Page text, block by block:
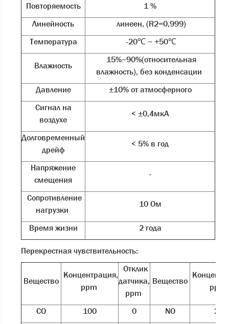
Повторяемость
1 %
Линейность
линеен, (R2=0,999)
Температура
-20℃ ~ +50℃
Влажность
15%~90%(относительная
влажность), без конденсации
Давление
±10% от атмосферного
Сигнал на
воздухе
< ±0,4мкА
Долговременный
дрейф
< 5% в год
Напряжение
смещения
-
Сопротивление
нагрузки
10 Ом
Время жизни 2 года
Перекрестная чувствительность:
Вещество
Концентрация,
ppm
Отклик
датчика,
ppm
Вещество
ppm
CO 100 0 NO
20